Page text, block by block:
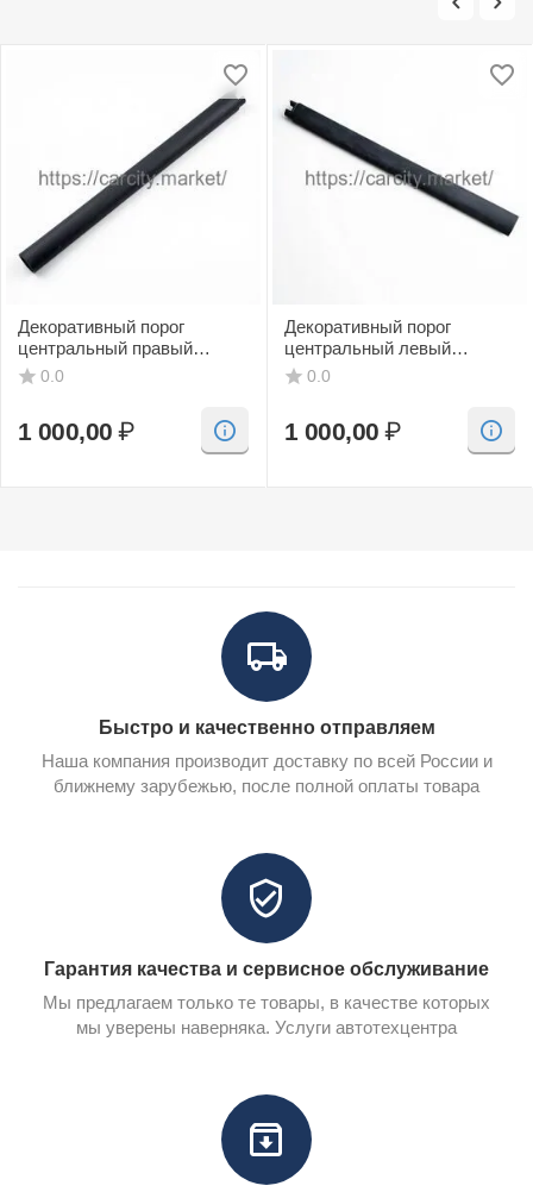
Декоративный порог
центральный правый
(черный, CV) SAAB 9-3
0.0
1 000,00 ₽
Декоративный порог
центральный левый
(черный, CV) SAAB 9-3
0.0
1 000,00 ₽
Быстро и качественно отправляем
Наша компания производит доставку по всей России и
ближнему зарубежью, после полной оплаты товара
Гарантия качества и сервисное обслуживание
Мы предлагаем только те товары, в качестве которых
мы уверены наверняка. Услуги автотехцентра